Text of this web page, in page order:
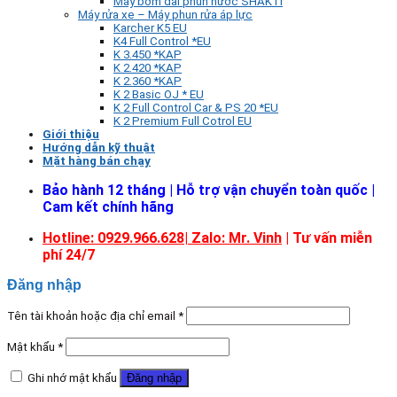
Máy rửa xe – Máy phun rửa áp lực
Karcher K5 EU
K4 Full Control *EU
K 3.450 *KAP
K 2.420 *KAP
K 2.360 *KAP
K 2 Basic OJ * EU
K 2 Full Control Car & PS 20 *EU
K 2 Premium Full Cotrol EU
Giới thiệu
Hướng dẫn kỹ thuật
Mặt hàng bán chạy
Bảo hành 12 tháng | Hỗ trợ vận chuyển toàn quốc |
Cam kết chính hãng
Hotline: 0929.966.628| Zalo: Mr. Vinh | Tư vấn miễn
phí 24/7
Đăng nhập
Tên tài khoản hoặc địa chỉ email *
Mật khẩu *
Ghi nhớ mật khẩu Đăng nhập